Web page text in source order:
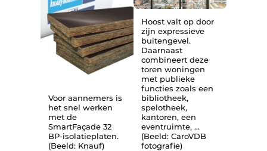
Voor aannemers is
het snel werken
met de
SmartFaçade 32
BP-isolatieplaten.
(Beeld: Knauf)
Hoost valt op door
zijn expressieve
buitengevel.
Daarnaast
combineert deze
toren woningen
met publieke
functies zoals een
bibliotheek,
spelotheek,
kantoren, een
eventruimte, …
(Beeld: CaroVDB
fotografie)